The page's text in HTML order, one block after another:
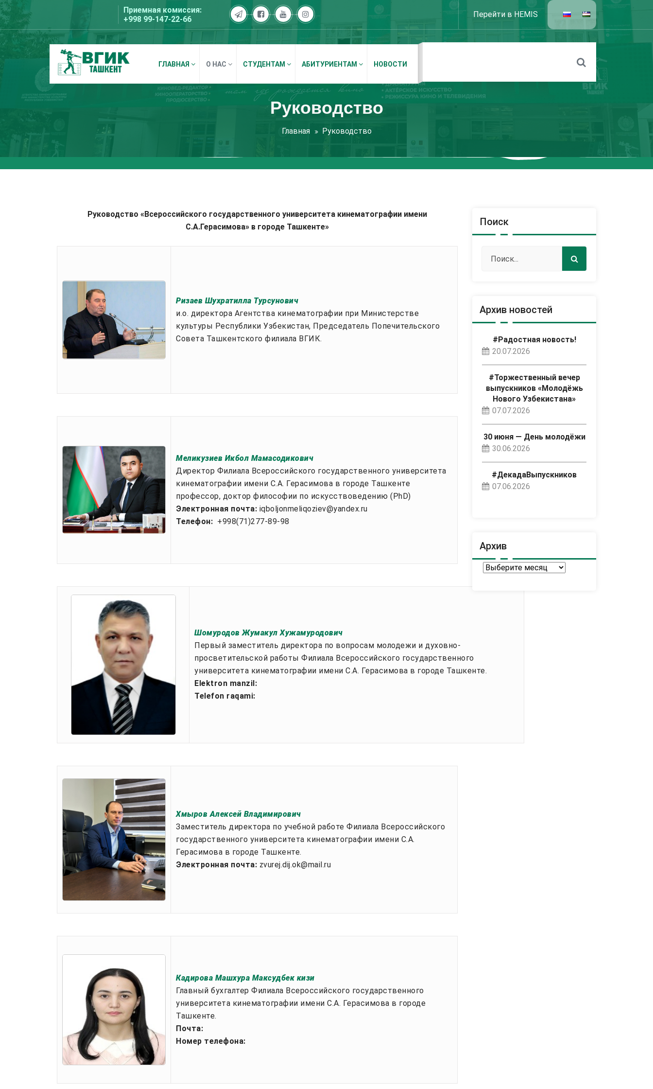
Перейти
к
содержимому
Приемная комиссия:
+998 99-147-22-66
Перейти в HEMIS
ВГИК Ташкент
ГЛАВНАЯ О НАС СТУДЕНТАМ АБИТУРИЕНТАМ НОВОСТИ
Руководство
Главная Руководство
Руководство «Всероссийского государственного университета кинематографии имени
С.А.Герасимова» в городе Ташкенте»
Ризаев Шухратилла Турсунович
и.о. директора Агентства кинематографии при Министерстве
культуры Республики Узбекистан, Председатель Попечительского
Совета Ташкентского филиала ВГИК.
Меликузиев Икбол Мамасодикович
Директор Филиала Всероссийского государственного университета
кинематографии имени С.А. Герасимова в городе Ташкенте
профессор, доктор философии по искусствоведению (PhD)
Электронная почта: iqboljonmeliqoziev@yandex.ru
Телефон: +998(71)277-89-98
Шомуродов Жумакул Хужамуродович
Первый заместитель директора по вопросам молодежи и духовно-
просветительской работы Филиала Всероссийского государственного
университета кинематографии имени С.А. Герасимова в городе Ташкенте.
Elektron manzil:
Telefon raqami:
Хмыров Алексей Владимирович
Заместитель директора по учебной работе Филиала Всероссийского
государственного университета кинематографии имени С.А.
Герасимова в городе Ташкенте.
Электронная почта: zvurej.dij.ok@mail.ru
Кадирова Машхура Максудбек кизи
Главный бухгалтер Филиала Всероссийского государственного
университета кинематографии имени С.А. Герасимова в городе
Ташкенте.
Почта:
Номер телефона:
Поиск
Архив новостей
#Радостная новость!
20.07.2026
#Торжественный вечер
выпускников «Молодёжь
Нового Узбекистана»
07.07.2026
30 июня — День молодёжи
30.06.2026
#ДекадаВыпускников
07.06.2026
Архив
Архив